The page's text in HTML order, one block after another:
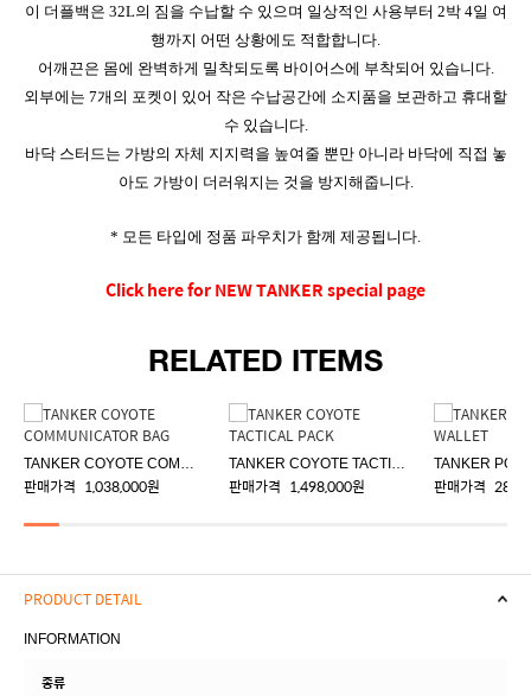
이 더플백은 32L의 짐을 수납할 수 있으며 일상적인 사용부터 2박 4일 여
행까지 어떤 상황에도 적합합니다.
어깨끈은 몸에 완벽하게 밀착되도록 바이어스에 부착되어 있습니다.
외부에는 7개의 포켓이 있어 작은 수납공간에 소지품을 보관하고 휴대할
수 있습니다.
바닥 스터드는 가방의 자체 지지력을 높여줄 뿐만 아니라 바닥에 직접 놓
아도 가방이 더러워지는 것을 방지해줍니다.
* 모든 타입에 정품 파우치가 함께 제공됩니다.
Click here for NEW TANKER special page
RELATED ITEMS
TANKER COYOTE COMMUNICATOR BAG
판매가격 1,038,000원
TANKER COYOTE TACTICAL PACK
판매가격 1,498,000원 판매가격
PRODUCT DETAIL
INFORMATION
종류